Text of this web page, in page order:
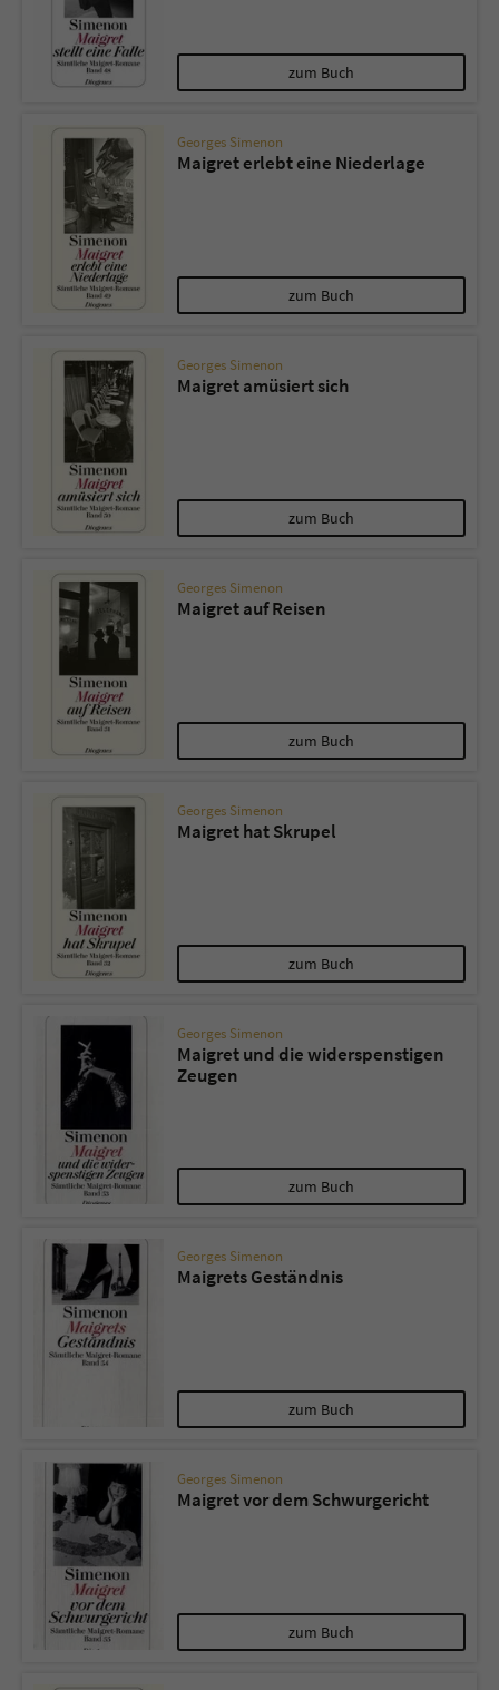
zum Buch
Georges Simenon
Maigret erlebt eine Niederlage
zum Buch
Georges Simenon
Maigret amüsiert sich
zum Buch
Georges Simenon
Maigret auf Reisen
zum Buch
Georges Simenon
Maigret hat Skrupel
zum Buch
Georges Simenon
Maigret und die widerspenstigen
Zeugen
zum Buch
Georges Simenon
Maigrets Geständnis
zum Buch
Georges Simenon
Maigret vor dem Schwurgericht
zum Buch